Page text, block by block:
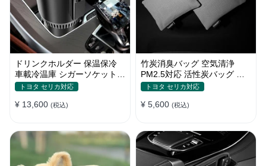
ドリンクホルダー 保温保冷
車載冷温庫 シガーソケット
12V車用 車中泊
トヨタ セリカ対応
¥ 13,600 (税込)
竹炭消臭バッグ 空気清浄
PM2.5対応 活性炭バッグ 消
臭 車用 デオドラント 繰り返
トヨタ セリカ対応
¥ 5,600 (税込)